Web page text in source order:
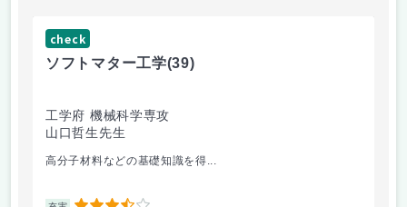
check
ソフトマター工学(39)
工学府 機械科学専攻
山口哲生先生
高分子材料などの基礎知識を得...